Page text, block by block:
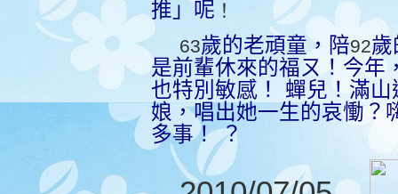
推」呢 ！
63歲的老頑童，陪92歲
是前輩休來的福ㄡ！ 今年
也特別敏感！
蟬兒！滿
娘，唱出她一生的哀慟？
多事！ ？